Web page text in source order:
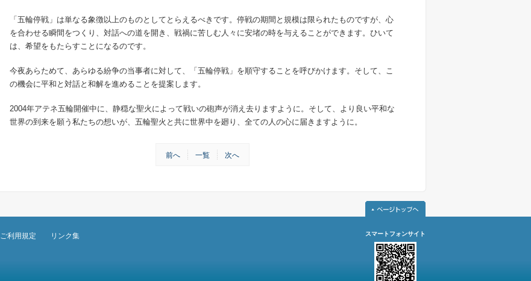
「五輪停戦」は単なる象徴以上のものとしてとらえるべきです。停戦の期間と規模は限られたものですが、心
を合わせる瞬間をつくり、対話への道を開き、戦禍に苦しむ人々に安堵の時を与えることができます。ひいて
は、希望をもたらすことになるのです。
今夜あらためて、あらゆる紛争の当事者に対して、「五輪停戦」を順守することを呼びかけます。そして、こ
の機会に平和と対話と和解を進めることを提案します。
2004年アテネ五輪開催中に、静穏な聖火によって戦いの砲声が消え去りますように。そして、より良い平和な
世界の到来を願う私たちの想いが、五輪聖火と共に世界中を廻り、全ての人の心に届きますように。
前へ 一覧 次へ
ご利用規定 リンク集 スマートフォンサイト